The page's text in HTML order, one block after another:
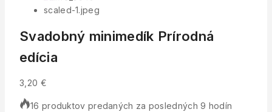
Svadobný minimedík Prírodná
edícia
3,20 €
16 produktov predaných za posledných 9 hodín